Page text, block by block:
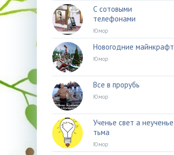
С сотовыми
телефонами
Юмор
Новогодние майнкрафт
Юмор
Все в прорубь
Юмор
Ученье свет а неученье
тьма
Юмор